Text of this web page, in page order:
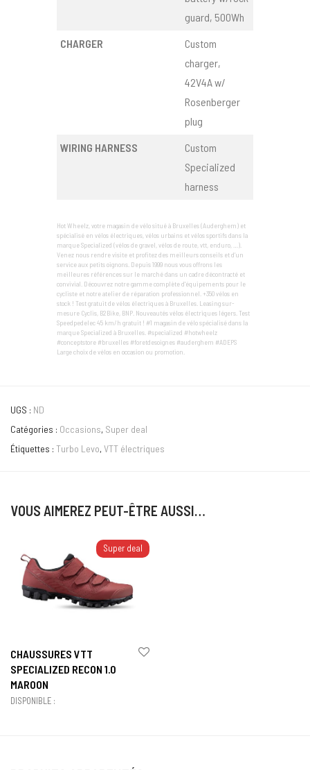
guard, 500Wh
CHARGER
Custom
charger,
42V4A w/
Rosenberger
plug
WIRING HARNESS
Custom
Specialized
harness
Hot Wheelz, votre magasin de vélo situé à Bruxelles (Auderghem) et
spécialisé en vélos électriques, vélos urbains et vélos sportifs dans la
marque Specialized (vélos de gravel, vélos de route, vtt, enduro, …).
Venez nous rendre visite et profitez des meilleurs conseils et d’un
service aux petits oignons. Depuis 1999 nous vous offrons les
meilleures références sur le marché dans un cadre décontracté et
convivial. Découvrez notre gamme complète d'équipements pour le
cycliste et notre atelier de réparation professionnel. +350 vélos en
stock ! Test gratuit de vélos électriques à Bruxelles. Leasing sur-
mesure Cyclis, B2Bike, BNP. Nouveautés vélos électriques légers. Test
Speedpedelec 45 km/h gratuit ! #1 magasin de vélo spécialisé dans la
marque Specialized à Bruxelles. #specialized #hotwheelz
#conceptstore #bruxelles #foretdesoignes #auderghem #ADEPS
Large choix de vélos en occasion ou promotion.
UGS : ND
Catégories : Occasions, Super deal
Étiquettes : Turbo Levo, VTT électriques
VOUS AIMEREZ PEUT-ÊTRE AUSSI…
Super deal
CHAUSSURES VTT
SPECIALIZED RECON 1.0
MAROON
DISPONIBLE :